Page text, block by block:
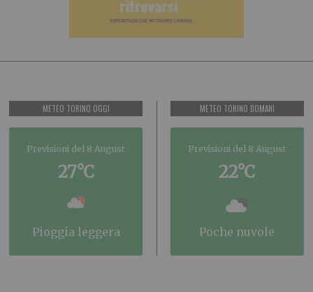
METEO TORINO OGGI
Previsioni del 8 August
27°C
pioggia leggera
METEO TORINO DOMANI
Previsioni del 8 August
22°C
poche nuvole